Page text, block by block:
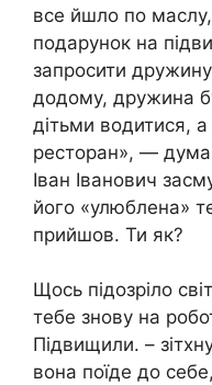
все йшло по
подарунок на
запросити
додому, дружина
дітьми водитися, а
ресторан», —
Іван Іванович
його «улюблена»
прийшов. Ти як?
Щось підозріло
тебе знову на
Підвищили. –
вона поїде до